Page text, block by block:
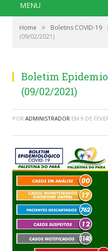
MENU
Home » Boletins COVID-19
(09/02/2021)
Boletim
(09/02/2021)
POR ADMINISTRADOR EM 9 DE